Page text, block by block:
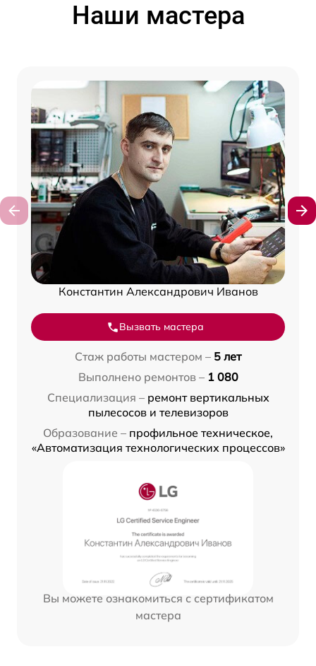
Наши мастера
Константин Александрович Иванов
Вызвать мастера
Стаж работы мастером – 5 лет
Выполнено ремонтов – 1 080
Специализация – ремонт вертикальных
пылесосов и телевизоров
Образование – профильное техническое,
«Автоматизация технологических процессов»
Вы можете ознакомиться с сертификатом
мастера